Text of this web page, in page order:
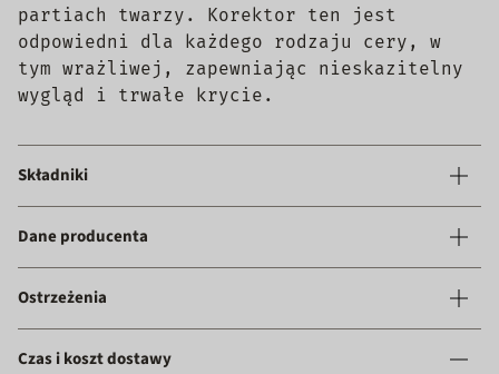
partiach twarzy. Korektor ten jest
odpowiedni dla każdego rodzaju cery, w
tym wrażliwej, zapewniając nieskazitelny
wygląd i trwałe krycie.
Składniki
Dane producenta
Ostrzeżenia
Czas i koszt dostawy